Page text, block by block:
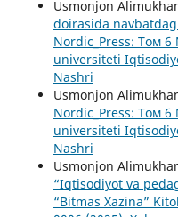
Usmonjon
doirasida
Nordic_Press: Том
universiteti
Nashri
Usmonjon
Nordic_Press: Том
universiteti
Nashri
Usmonjon
“Iqtisodiyot va
“Bitmas Xazina”